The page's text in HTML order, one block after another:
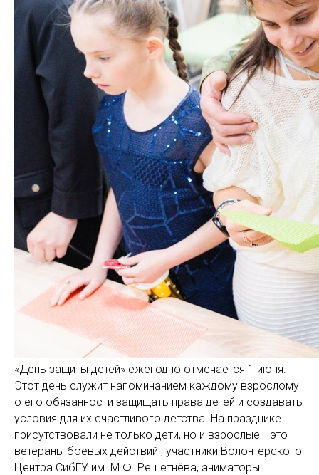
«День защиты детей» ежегодно отмечается 1 июня.
Этот день служит напоминанием каждому взрослому
о его обязанности защищать права детей и создавать
условия для их счастливого детства. На празднике
присутствовали не только дети, но и взрослые –это
ветераны боевых действий , участники Волонтерского
Центра СибГУ им. М.Ф. Решетнёва, аниматоры